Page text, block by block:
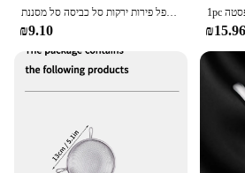
מתקפל פירות ירקות סל כביסה סל מסננת portabl מסננת colander crait עם כלי מטבח ידית
₪9.10 ₪15.96